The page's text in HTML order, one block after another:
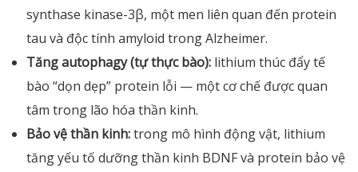
synthase kinase-3β, một men liên quan đến protein
tau và độc tính amyloid trong Alzheimer.
Tăng autophagy (tự thực bào): lithium thúc đẩy tế
bào “dọn dẹp” protein lỗi — một cơ chế được quan
tâm trong lão hóa thần kinh.
Bảo vệ thần kinh:trong mô hình động vật, lithium
tăng yếu tố dưỡng thần kinh BDNF và protein bảo vệ